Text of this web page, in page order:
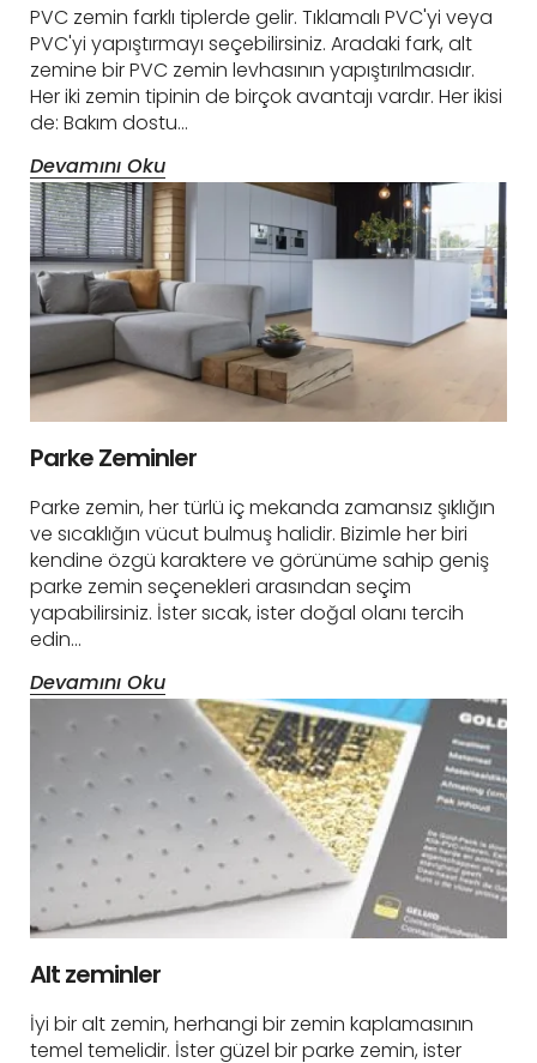
PVC zemin farklı tiplerde gelir. Tıklamalı PVC'yi veya
PVC'yi yapıştırmayı seçebilirsiniz. Aradaki fark, alt
zemine bir PVC zemin levhasının yapıştırılmasıdır.
Her iki zemin tipinin de birçok avantajı vardır. Her ikisi
de: Bakım dostu…
Devamını Oku
Parke Zeminler
Parke zemin, her türlü iç mekanda zamansız şıklığın
ve sıcaklığın vücut bulmuş halidir. Bizimle her biri
kendine özgü karaktere ve görünüme sahip geniş
parke zemin seçenekleri arasından seçim
yapabilirsiniz. İster sıcak, ister doğal olanı tercih
edin…
Devamını Oku
Alt zeminler
İyi bir alt zemin, herhangi bir zemin kaplamasının
temel temelidir. İster güzel bir parke zemin, ister